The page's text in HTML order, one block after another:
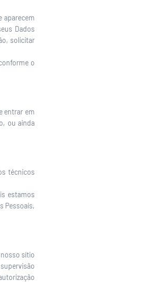
aparecem
Dados
solicitar
o
entrar em
ou ainda
técnicos
estamos
Pessoais,
sítio